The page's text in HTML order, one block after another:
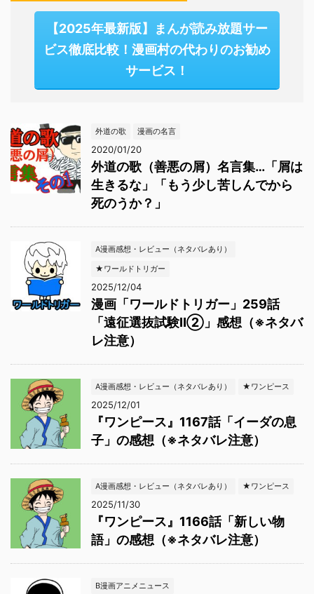
【2025年最新版】まんが読み放題サー
ビス徹底比較！漫画村の代わりのお勧め
サービス！
外道の歌 漫画の名言
2020/01/20
外道の歌（善悪の屑）名言集…「屑は
生きるな」「もう少し苦しんでから
死のうか？」
A漫画感想・レビュー（ネタバレあり）
★ワールドトリガー
2025/12/04
漫画「ワールドトリガー」259話
「遠征選抜試験Ⅱ②」感想（※ネタバ
レ注意）
A漫画感想・レビュー（ネタバレあり） ★ワンピース
2025/12/01
『ワンピース』1167話「イーダの息
子」の感想（※ネタバレ注意）
A漫画感想・レビュー（ネタバレあり） ★ワンピース
2025/11/30
『ワンピース』1166話「新しい物
語」の感想（※ネタバレ注意）
B漫画アニメニュース